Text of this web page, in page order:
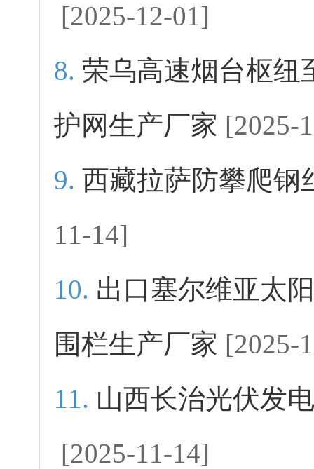
[2025-12-01]
荣乌高速烟台枢纽
护网生产厂家 [2025-
西藏拉萨防攀爬钢
11-14]
出口塞尔维亚太
围栏生产厂家 [2025-
山西长治光伏发
[2025-11-14]